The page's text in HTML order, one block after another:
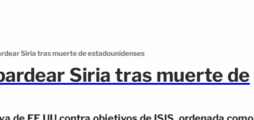
Siria tras muerte de estadounidenses
Siria tras muerte de